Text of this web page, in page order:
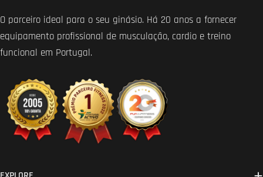
O parceiro ideal para o seu ginásio. Há 20 anos a fornecer
equipamento profissional de musculação, cardio e treino
funcional em Portugal.